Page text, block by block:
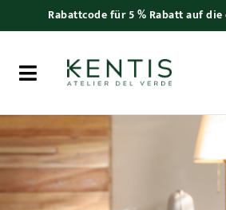
Rabattcode für 5 % Rabatt auf
Toggle
Navigation
Products
search